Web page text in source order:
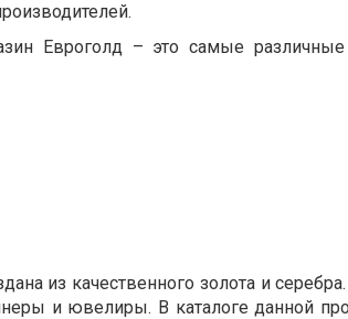
Евроголд – это самые различные
из качественного золота и
и ювелиры. В каталоге данной